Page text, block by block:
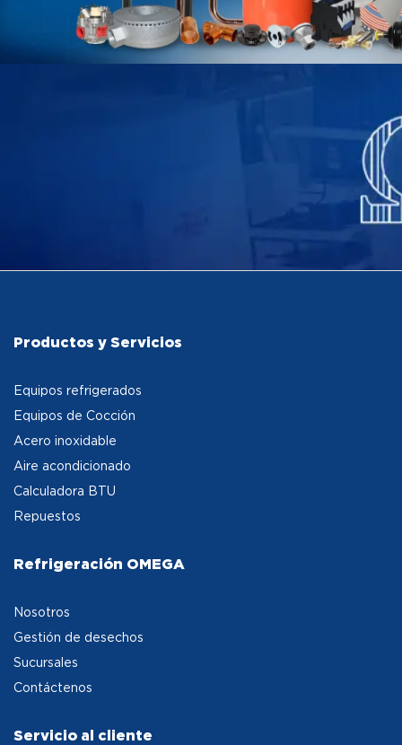
Productos y Servicios
Equipos refrigerados
Equipos de Cocción
Acero inoxidable
Aire acondicionado
Calculadora BTU
Repuestos
Refrigeración OMEGA
Nosotros
Gestión de desechos
Sucursales
Contáctenos
Servicio al cliente